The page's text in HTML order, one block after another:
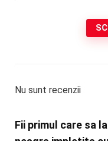
Nu sunt recenzii
Fii primul care sa